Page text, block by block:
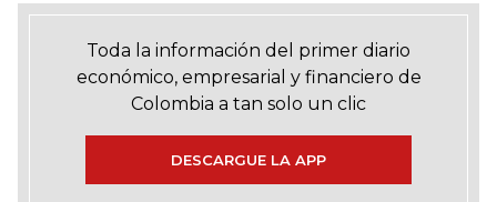
Toda la información del primer diario
económico, empresarial y financiero de
Colombia a tan solo un clic
DESCARGUE LA APP